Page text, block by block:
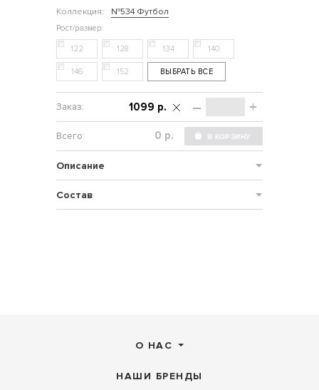
Коллекция:
№534 Футбол
122 128 134 140
146 152 ВЫБРАТЬ ВСЕ
– +
1099 р.
р.
Описание
Состав
О НАС
НАШИ БРЕНДЫ